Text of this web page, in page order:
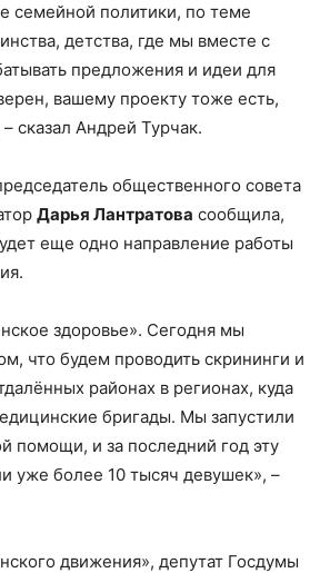
семейной политики, по теме
детства, где мы вместе с
предложения и идеи для
вашему проекту тоже есть,
сказал Андрей Турчак.
общественного совета
Дарья Лантратова сообщила,
еще одно направление работы
здоровье». Сегодня мы
что будем проводить скрининги и
районах в регионах, куда
бригады. Мы запустили
помощи, и за последний год эту
уже более 10 тысяч девушек», –
движения», депутат Госдумы